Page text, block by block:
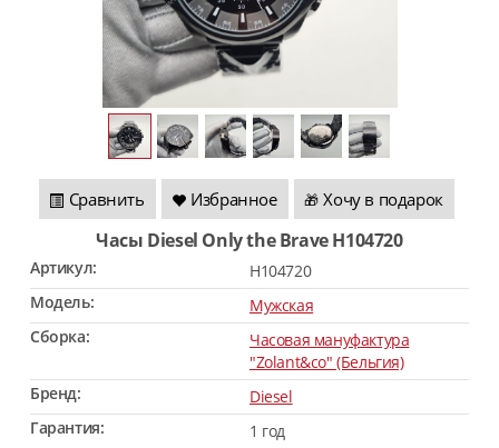
Сравнить Избранное 🎁 Хочу в подарок
Часы Diesel Only the Brave H104720
Артикул:
H104720
Модель:
Мужская
Сборка:
Часовая мануфактура
"Zolant&co" (Бельгия)
Бренд:
Diesel
Гарантия:
1 год